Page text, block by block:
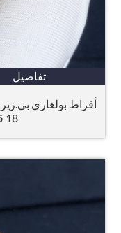
تفاصيل
18 قيراطًا والسيراميك الأسود